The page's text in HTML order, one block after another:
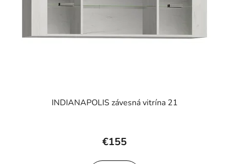
INDIANAPOLIS závesná vitrína 21
€155